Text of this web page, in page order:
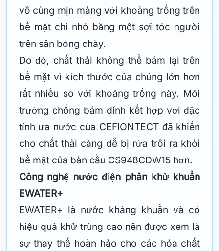
vô cùng mịn màng với khoảng trống trên
bề mặt chỉ nhỏ bằng một sợi tóc người
trên sân bóng chày.
Do đó, chất thải không thể bám lại trên
bề mặt vì kích thước của chúng lớn hơn
rất nhiều so với khoảng trống này. Môi
trường chống bám dính kết hợp với đặc
tính ưa nước của CEFIONTECT đã khiến
cho chất thải càng dễ bị rửa trôi ra khỏi
bề mặt của bàn cầu CS948CDW15 hơn.
Công nghệ nước điện phân khử khuẩn
EWATER+
EWATER+ là nước kháng khuẩn và có
hiệu quả khử trùng cao nên được xem là
sự thay thế hoàn hảo cho các hóa chất